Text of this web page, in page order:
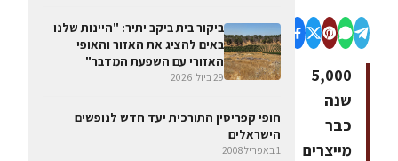
5,000
שנה
כבר
מייצרים
ביקור בית ביקב יתיר: "היינות שלנו
באים להציג את האזור והאופי
האזורי עם השפעת המדבר"
29 ביולי 2026
חופי קפריסין התורכית יעד חדש לנופשים
הישראלים
1 באפריל 2008